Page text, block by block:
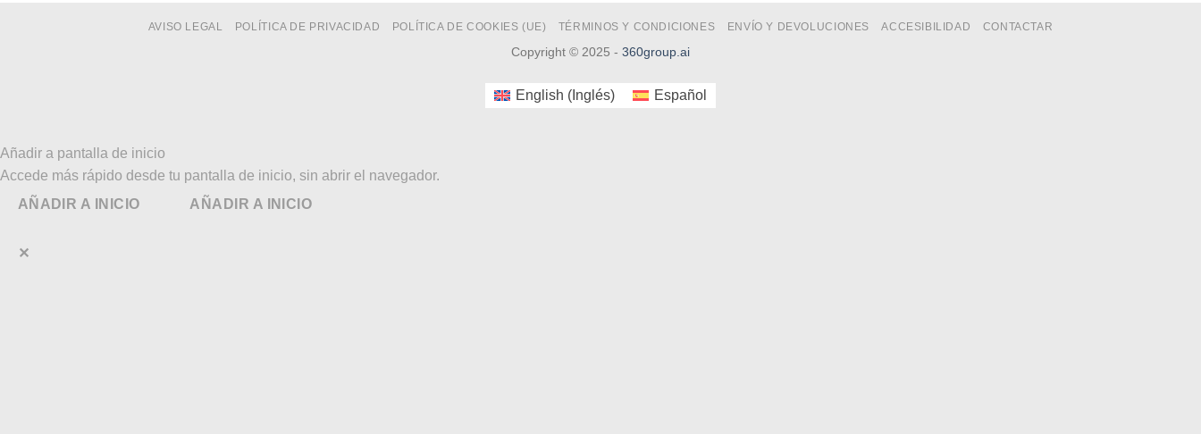
AVISO LEGAL POLÍTICA DE PRIVACIDAD POLÍTICA DE COOKIES (UE) TÉRMINOS Y CONDICIONES ENVÍO Y DEVOLUCIONES ACCESIBILIDAD CONTACTAR
Copyright © 2025 - 360group.ai
English ( Inglés) Español
Añadir a pantalla de inicio
Accede más rápido desde tu pantalla de inicio, sin abrir el navegador.
AÑADIR A INICIO
AÑADIR A INICIO
✕